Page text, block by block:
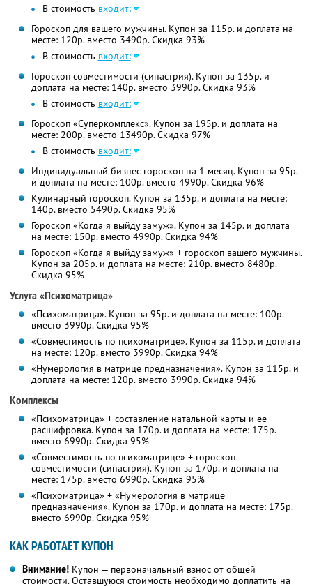
В стоимость входит:
Гороскоп для вашего мужчины. Купон за 115р. и доплата на
месте: 120р. вместо 3490р. Скидка 93%
В стоимость входит:
Гороскоп совместимости (синастрия). Купон за 135р. и
доплата на месте: 140р. вместо 3990р. Скидка 93%
В стоимость входит:
Гороскоп «Суперкомплекс». Купон за 195р. и доплата на
месте: 200р. вместо 13490р. Скидка 97%
В стоимость входит:
Индивидуальный бизнес-гороскоп на 1 месяц. Купон за 95р.
и доплата на месте: 100р. вместо 4990р. Скидка 96%
Кулинарный гороскоп. Купон за 135р. и доплата на месте:
140р. вместо 5490р. Скидка 95%
Гороскоп «Когда я выйду замуж». Купон за 145р. и доплата
на месте: 150р. вместо 4990р. Скидка 94%
Гороскоп «Когда я выйду замуж» + гороскоп вашего мужчины.
Купон за 205р. и доплата на месте: 210р. вместо 8480р.
Скидка 95%
Услуга «Психоматрица»
«Психоматрица». Купон за 95р. и доплата на месте: 100р.
вместо 3990р. Скидка 95%
«Совместимость по психоматрице». Купон за 115р. и доплата
на месте: 120р. вместо 3990р. Скидка 94%
«Нумерология в матрице предназначения». Купон за 115р. и
доплата на месте: 120р. вместо 3990р. Скидка 94%
Комплексы
«Психоматрица» + составление натальной карты и ее
расшифровка. Купон за 170р. и доплата на месте: 175р.
вместо 6990р. Скидка 95%
«Совместимость по психоматрице» + гороскоп
совместимости (синастрия). Купон за 170р. и доплата на
месте: 175р. вместо 6990р. Скидка 95%
«Психоматрица» + «Нумерология в матрице
предназначения». Купон за 170р. и доплата на месте: 175р.
вместо 6990р. Скидка 95%
КАК РАБОТАЕТ КУПОН
Внимание! Купон — первоначальный взнос от общей
стоимости. Оставшуюся стоимость необходимо доплатить на